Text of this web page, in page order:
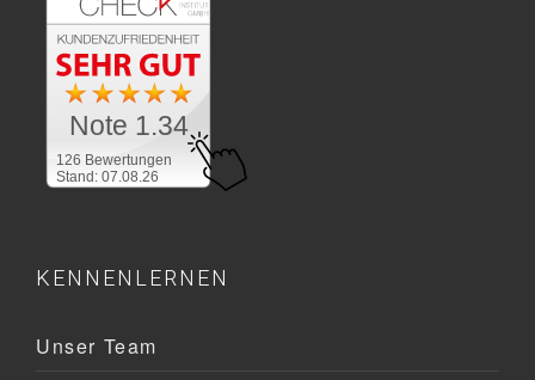
126 Bewertungen
Stand: 07.08.26
Note 1.34
KENNENLERNEN
Unser Team